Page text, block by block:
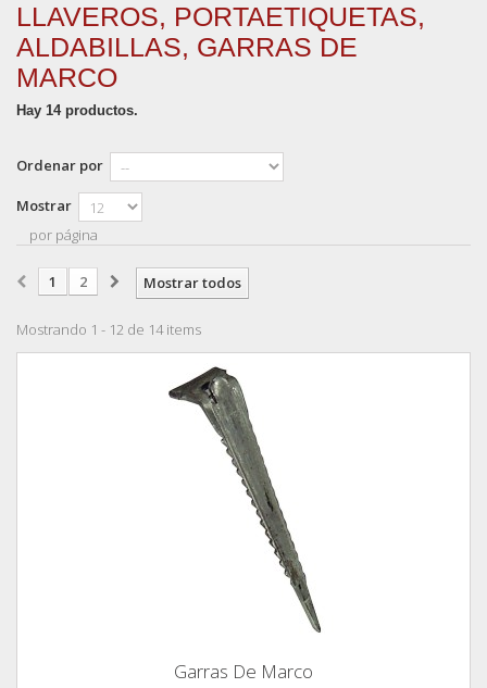
LLAVEROS, PORTAETIQUETAS,
ALDABILLAS, GARRAS DE
MARCO
Hay 14 productos.
Ordenar por
Mostrar
por página
Mostrar todos
1 2
Mostrando 1 - 12 de 14 items
Garras De Marco